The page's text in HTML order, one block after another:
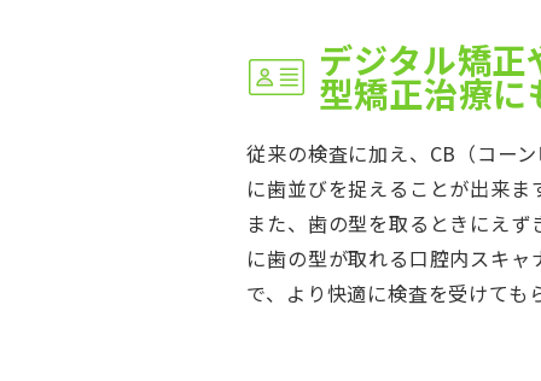
デジタル矯
型矯正治療に
従来の検査に加え、CB（コー
に歯並びを捉えることが出来ま
また、歯の型を取るときにえ
に歯の型が取れる口腔内スキ
で、より快適に検査を受けても